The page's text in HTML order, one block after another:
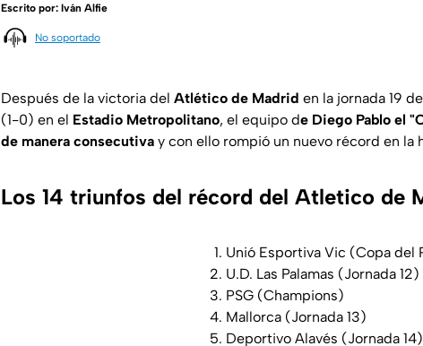
Escrito por: Iván Alfie
No soportado
Después de la victoria del Atlético de Madrid en la jornada 19
(1-0) en el Estadio Metropolitano, el equipo de Diego Pablo el
de manera consecutiva y con ello rompió un nuevo récord en la
Los 14 triunfos del récord del Atletico de
Unió Esportiva Vic (Copa del
U.D. Las Palamas (Jornada 12)
PSG (Champions)
Mallorca (Jornada 13)
Deportivo Alavés (Jornada 14)